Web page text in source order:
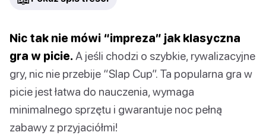
Nic tak nie mówi “impreza” jak klasyczna
gra w picie. A jeśli chodzi o szybkie, rywalizacyjne
gry, nic nie przebije “Slap Cup”. Ta popularna gra w
picie jest łatwa do nauczenia, wymaga
minimalnego sprzętu i gwarantuje noc pełną
zabawy z przyjaciółmi!